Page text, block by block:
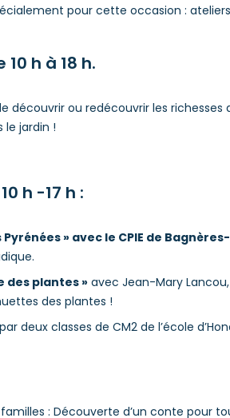
pour cette occasion :
h à 18 h.
découvrir ou redécouvrir les
jardin !
h -17 h :
» avec le CPIE de
des plantes » avec Jean-Mary
des plantes !
par deux classes de CM2 de l’école
familles : Découverte d’un conte pour